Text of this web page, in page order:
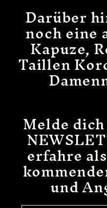
Darüber
noch eine
Kapuze,
Taillen
Melde
erfahre
und